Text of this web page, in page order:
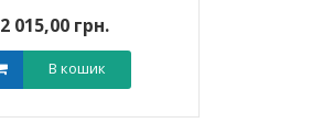
2 015,00 грн.
В кошик